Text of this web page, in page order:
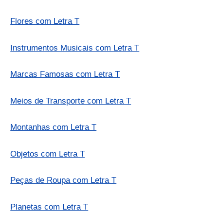
Flores com Letra T
Instrumentos Musicais com Letra T
Marcas Famosas com Letra T
Meios de Transporte com Letra T
Montanhas com Letra T
Objetos com Letra T
Peças de Roupa com Letra T
Planetas com Letra T